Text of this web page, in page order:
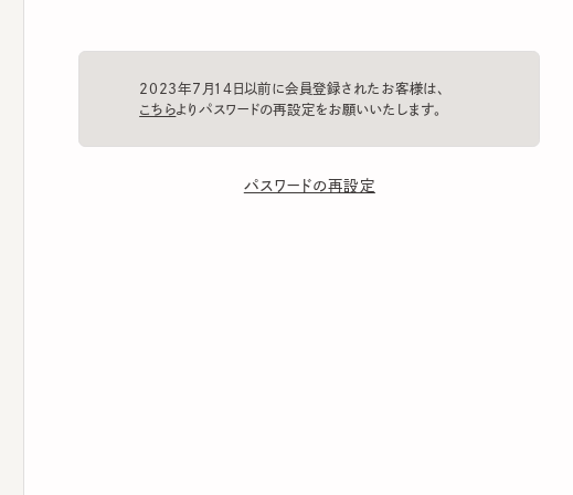
2023年7月14日以前に会員登録されたお客様は、
パスワードの再設定